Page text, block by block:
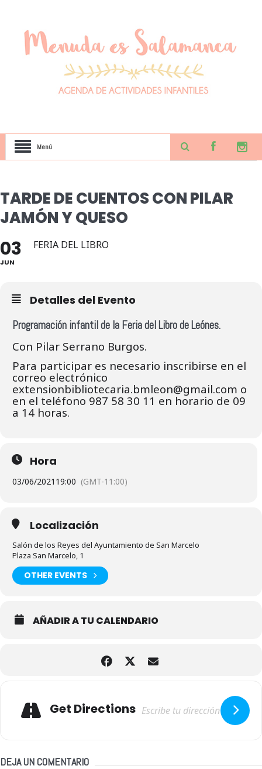
Menú
TARDE DE CUENTOS CON PILAR
JAMÓN Y QUESO
03
JUN
FERIA DEL LIBRO
Detalles del Evento
Programación infantil de la Feria del Libro de Leónes.
Con Pilar Serrano Burgos.
Para participar es necesario inscribirse en el
correo electrónico
extensionbibliotecaria.bmleon@gmail.com o
en el teléfono 987 58 30 11 en horario de 09
a 14 horas.
Hora
03/06/2021 19:00 (GMT-11:00)
Localización
Salón de los Reyes del Ayuntamiento de San Marcelo
Plaza San Marcelo, 1
OTHER EVENTS
AÑADIR A TU CALENDARIO
Get Directions
DEJA UN COMENTARIO